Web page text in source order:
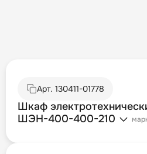
Арт. 130411-01778
Шкаф
ШЭН-400-400-210